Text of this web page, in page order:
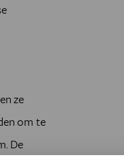
ze
om te
De